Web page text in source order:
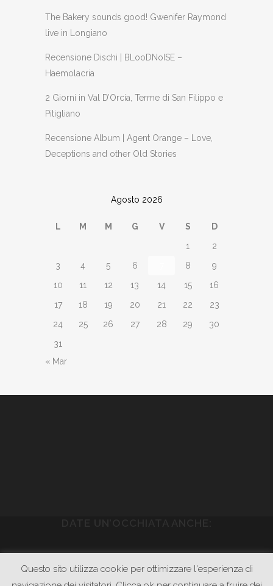
The Bakery sounds good! Gwenifer Raymond
live in Longiano
Recensione Dischi | BLooDNoISE –
Haemolacria
2 Giorni in Val D’Orcia, Terme di San Filippo e
Pitigliano
Recensione Album | Agent Orange – Love,
Deceptions and other Old Stories
Agosto 2026
L M M G V S
D
1
2
3
4 5 6 8
9
10
11 12 13 14 15
16
17
18 19 20 21 22
23
24
25 26 27 28 29
30
31
« Mar
WWW.GODOWNRECORDS.COM
Questo sito utilizza cookie per ottimizzare l'esperienza di